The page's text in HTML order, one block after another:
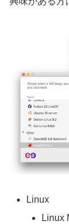
Linux
Linux